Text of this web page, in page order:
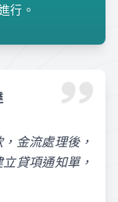
行。
金流處理後，
貸項通知單，